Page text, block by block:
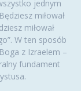
jednym
miłował
miłował
W ten sposób
z Izraelem –
fundament